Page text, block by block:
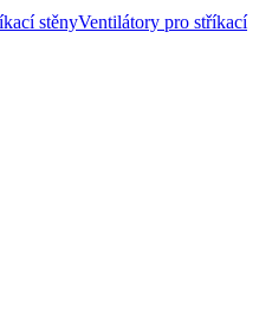
Ventilátory pro stříkací